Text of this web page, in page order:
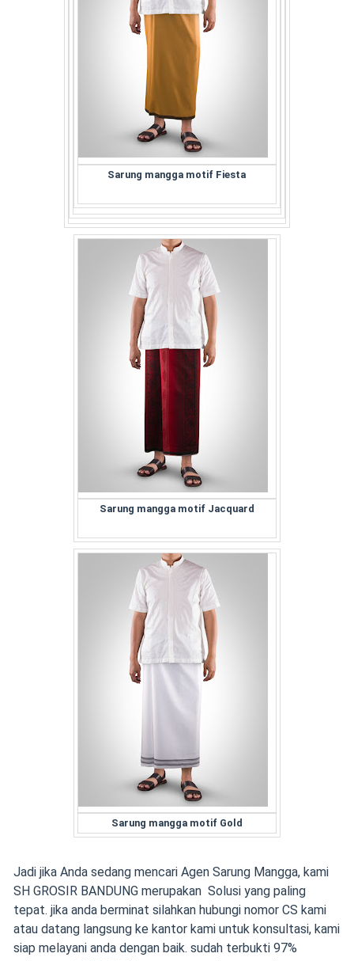
Sarung mangga motif Fiesta
Sarung mangga motif Jacquard
Sarung mangga motif Gold
Jadi jika Anda sedang mencari Agen Sarung Mangga, kami
SH GROSIR BANDUNG merupakan Solusi yang paling
tepat. jika anda berminat silahkan hubungi nomor CS kami
atau datang langsung ke kantor kami untuk konsultasi, kami
siap melayani anda dengan baik. sudah terbukti 97%